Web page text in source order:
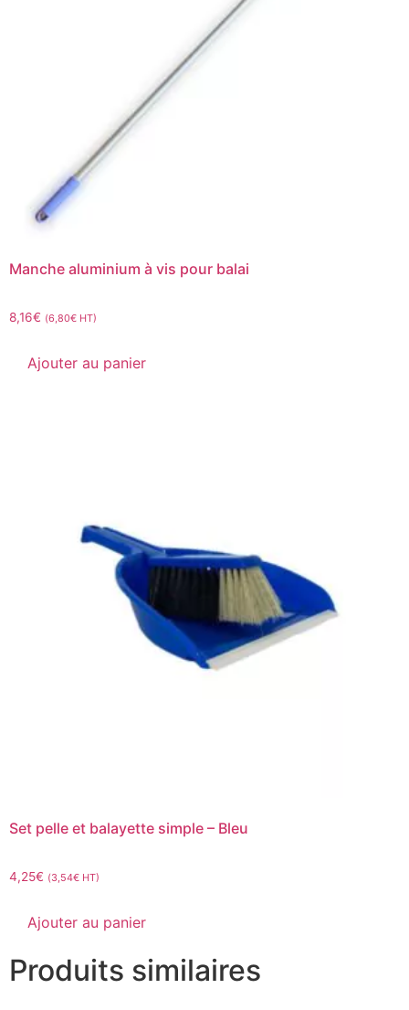
Manche aluminium à vis pour balai
8,16€ (6,80€ HT)
Ajouter au panier
Set pelle et balayette simple – Bleu
4,25€ (3,54€ HT)
Ajouter au panier
Produits similaires